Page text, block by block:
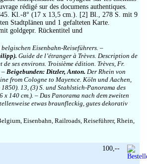
rédigé sur des documens authentiques.
Kl.-8° (17 x 13,5 cm.). [2] Bl., 278 S. mit 9
Stadtplänen und 1 gefalteten Karte.
goldgepr. Rückentitel und
Eisenbahn-Reiseführers. –
Guide de l’étranger à Trèves. Description de
ses environs. Troisième édition. Trèves, Fr.
– Beigebunden: Ditzler, Anton. Der Rhein von
from Cologne to Mayence. Köln und Aachen,
13, (3) S. und Stahlstich-Panorama des
140 cm.). – Das Panorama nach dem zweiten
etwas braunfleckig, gutes dekorativ
Eisenbahn, Railroads, Reiseführer, Rhein,
100,--